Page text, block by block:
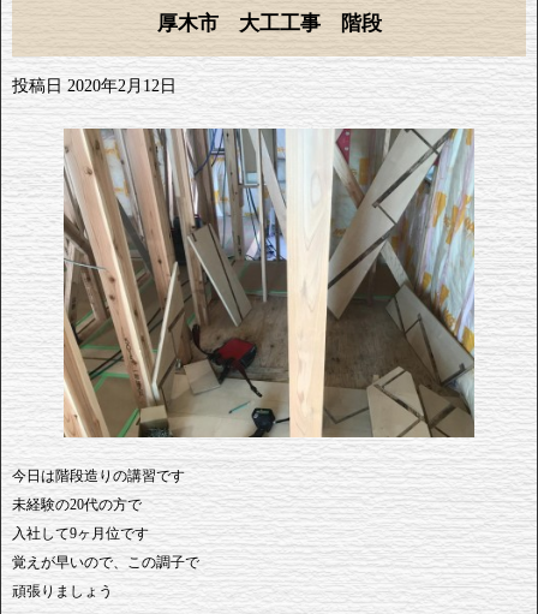
厚木市 大工工事 階段
投稿日 2020年2月12日
今日は階段造りの講習です
未経験の20代の方で
入社して9ヶ月位です
覚えが早いので、この調子で
頑張りましょう